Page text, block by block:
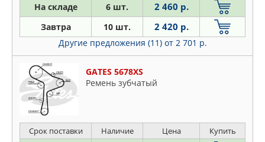
На складе 6 шт. 2 460 р.
Завтра 10 шт. 2 420 р.
Другие предложения (11) от 2 701 р.
GATES 5678XS
Ремень зубчатый
Срок поставки Наличие Цена Купить